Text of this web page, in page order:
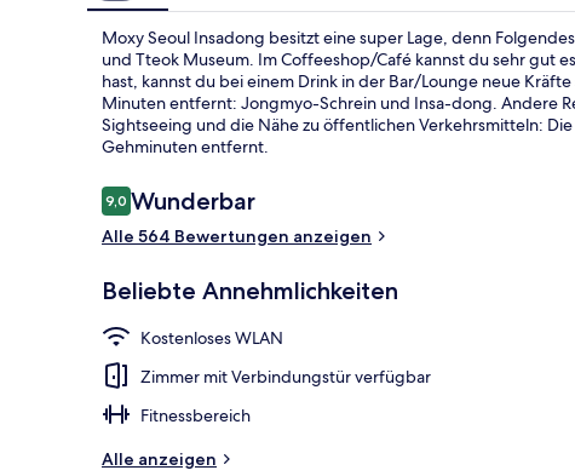
Moxy Seoul Insadong besitzt eine super Lage, denn
und Tteok Museum. Im Coffeeshop/Café kannst du sehr gut
hast, kannst du bei einem Drink in der Bar/Lounge neue
Minuten entfernt: Jongmyo-Schrein und Insa-dong. Andere
Sightseeing und die Nähe zu öffentlichen Verkehrsmitteln:
Gehminuten entfernt.
Bewertungen
9,09,0 von 10.
Wunderbar
Alle 564 Bewertungen anzeigen
Beliebte Annehmlichkeiten
Kostenloses WLAN
Zimmer mit Verbindungstür verfügbar
Fitnessbereich
Alle anzeigen